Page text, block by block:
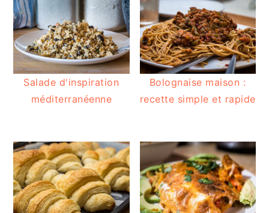
Salade d'inspiration
méditerranéenne
Bolognaise maison :
recette simple et rapide